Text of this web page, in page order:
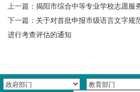
上一篇： 揭阳市综合中等专业学校志愿服
下一篇： 关于对首批申报市级语言文字规
进行考查评估的通知